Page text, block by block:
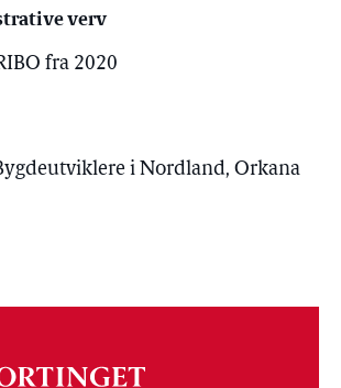
verv
fra 2020
i Nordland, Orkana